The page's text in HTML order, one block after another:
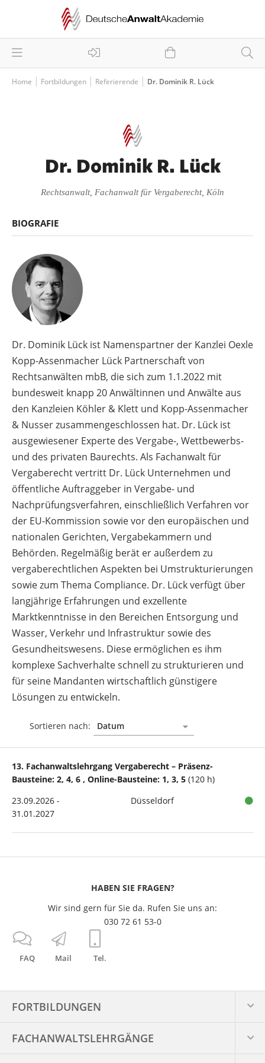
Home Fortbildungen Referierende Dr. Dominik R. Lück
Dr. Dominik R. Lück
Rechtsanwalt, Fachanwalt für Vergaberecht, Köln
BIOGRAFIE
Dr. Dominik Lück ist Namenspartner der Kanzlei Oexle
Kopp-Assenmacher Lück Partnerschaft von
Rechtsanwälten mbB, die sich zum 1.1.2022 mit
bundesweit knapp 20 Anwältinnen und Anwälte aus
den Kanzleien Köhler & Klett und Kopp-Assenmacher
& Nusser zusammengeschlossen hat. Dr. Lück ist
ausgewiesener Experte des Vergabe-, Wettbewerbs-
und des privaten Baurechts. Als Fachanwalt für
Vergaberecht vertritt Dr. Lück Unternehmen und
öffentliche Auftraggeber in Vergabe- und
Nachprüfungsverfahren, einschließlich Verfahren vor
der EU-Kommission sowie vor den europäischen und
nationalen Gerichten, Vergabekammern und
Behörden. Regelmäßig berät er außerdem zu
vergaberechtlichen Aspekten bei Umstrukturierungen
sowie zum Thema Compliance. Dr. Lück verfügt über
langjährige Erfahrungen und exzellente
Marktkenntnisse in den Bereichen Entsorgung und
Wasser, Verkehr und Infrastruktur sowie des
Gesundheitswesens. Diese ermöglichen es ihm
komplexe Sachverhalte schnell zu strukturieren und
für seine Mandanten wirtschaftlich günstigere
Lösungen zu entwickeln.
Sortieren nach:
13. Fachanwaltslehrgang Vergaberecht – Präsenz-
Bausteine: 2, 4, 6 , Online-Bausteine: 1, 3, 5 (120 h)
23.09.2026 -
31.01.2027
Düsseldorf
FAQ Mail Tel.
HABEN SIE FRAGEN?
Wir sind gern für Sie da. Rufen Sie uns an:
030 72 61 53-0
FORTBILDUNGEN
FACHANWALTS­LEHRGÄNGE